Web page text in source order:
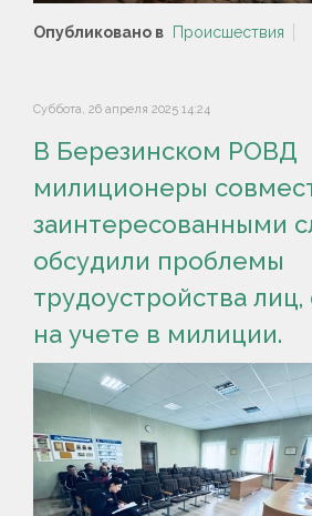
Опубликовано в Происшествия
Суббота, 26 апреля 2025 14:24
В Березинском РОВД
милиционеры
заинтересованными
обсудили проблемы
трудоустройства
на учете в милиции.